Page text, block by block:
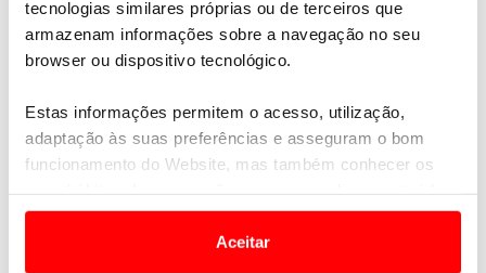
tecnologias similares próprias ou de terceiros que
armazenam informações sobre a navegação no seu
browser ou dispositivo tecnológico.
Estas informações permitem o acesso, utilização,
adaptação às suas preferências e asseguram o bom
funcionamento do Website, mas também conhecer os
e anúncios de modo a promover produtos e/ou serviços.
Em alguns casos, a utilização destas tecnologias
Aceitar
14 JULHO 2026
Tiago Costa brilha na Quinta da Marinha